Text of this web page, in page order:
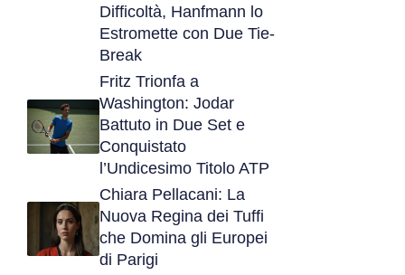
Difficoltà, Hanfmann lo
Estromette con Due Tie-
Break
Fritz Trionfa a
Washington: Jodar
Battuto in Due Set e
Conquistato
l’Undicesimo Titolo ATP
Chiara Pellacani: La
Nuova Regina dei Tuffi
che Domina gli Europei
di Parigi